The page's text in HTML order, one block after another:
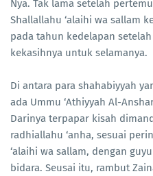
Nya. Tak lama setelah
Shallallahu ‘alaihi wa sallam
pada tahun kedelapan
kekasihnya untuk selamanya.
Di antara para shahabiyyah
ada Ummu ‘Athiyyah Al-
Darinya terpapar kisah
radhiallahu ‘anha, sesuai
‘alaihi wa sallam, dengan
bidara. Seusai itu, rambut